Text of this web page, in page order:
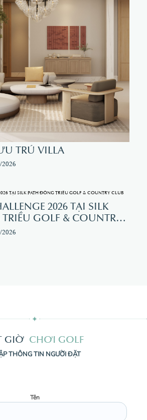
TRÚ VILLA
2026 TẠI SILK
GOLF & COUNTRY
GIỜ CHƠI GOLF
THÔNG TIN NGƯỜI ĐẶT
Tên